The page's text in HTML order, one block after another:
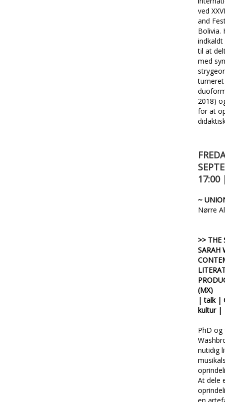
ved
and
Bolivia.
til at
med
2018)
for at
17:00
~
Nørre
>> THE
SARAH
(MX)
| talk |
kultur
PhD og
nutidig
At dele